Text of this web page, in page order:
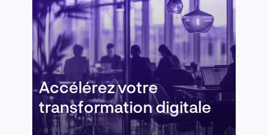
Accélérez votre
transformation digitale